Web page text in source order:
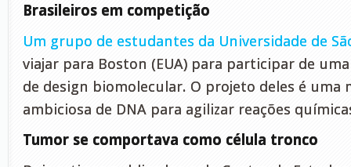
Brasileiros em competição
Um grupo de estudantes da Universidade de
viajar para Boston (EUA) para participar de
de design biomolecular. O projeto deles é uma
ambiciosa de DNA para agilizar reações
Tumor se comportava como célula tronco